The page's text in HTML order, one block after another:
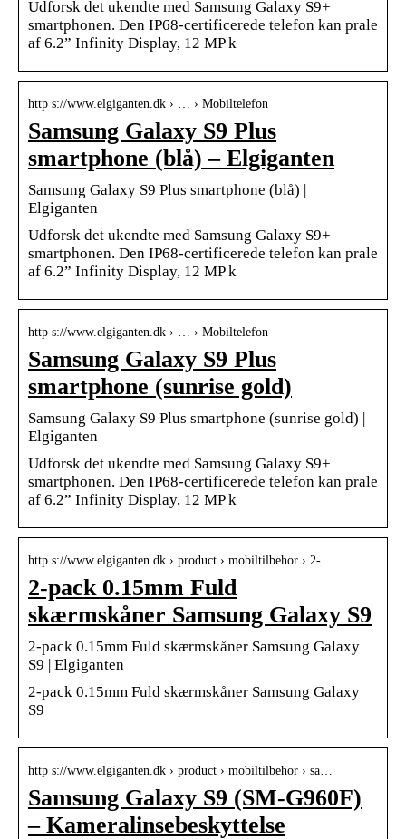
Udforsk det ukendte med Samsung Galaxy S9+
smartphonen. Den IP68-certificerede telefon kan prale
af 6.2” Infinity Display, 12 MP k
http s://www.elgiganten.dk › … › Mobiltelefon
Samsung Galaxy S9 Plus
smartphone (blå) – Elgiganten
Samsung Galaxy S9 Plus smartphone (blå) |
Elgiganten
Udforsk det ukendte med Samsung Galaxy S9+
smartphonen. Den IP68-certificerede telefon kan prale
af 6.2” Infinity Display, 12 MP k
http s://www.elgiganten.dk › … › Mobiltelefon
Samsung Galaxy S9 Plus
smartphone (sunrise gold)
Samsung Galaxy S9 Plus smartphone (sunrise gold) |
Elgiganten
Udforsk det ukendte med Samsung Galaxy S9+
smartphonen. Den IP68-certificerede telefon kan prale
af 6.2” Infinity Display, 12 MP k
http s://www.elgiganten.dk › product › mobiltilbehor › 2-…
2-pack 0.15mm Fuld
skærmskåner Samsung Galaxy S9
2-pack 0.15mm Fuld skærmskåner Samsung Galaxy
S9 | Elgiganten
2-pack 0.15mm Fuld skærmskåner Samsung Galaxy
S9
http s://www.elgiganten.dk › product › mobiltilbehor › sa…
Samsung Galaxy S9 (SM-G960F)
– Kameralinsebeskyttelse